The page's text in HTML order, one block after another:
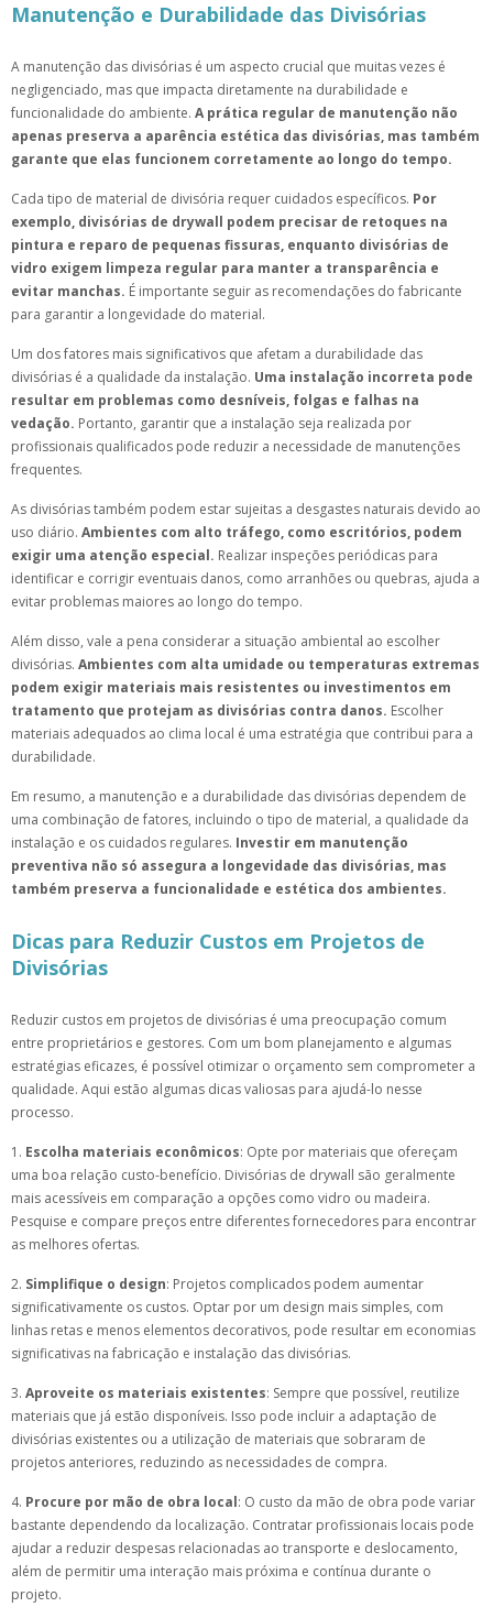
Manutenção e Durabilidade das Divisórias
A manutenção das divisórias é um aspecto crucial que muitas vezes é
negligenciado, mas que impacta diretamente na durabilidade e
funcionalidade do ambiente. A prática regular de manutenção não
apenas preserva a aparência estética das divisórias, mas também
garante que elas funcionem corretamente ao longo do tempo.
Cada tipo de material de divisória requer cuidados específicos. Por
exemplo, divisórias de drywall podem precisar de retoques na
pintura e reparo de pequenas fissuras, enquanto divisórias de
vidro exigem limpeza regular para manter a transparência e
evitar manchas. É importante seguir as recomendações do fabricante
para garantir a longevidade do material.
Um dos fatores mais significativos que afetam a durabilidade das
divisórias é a qualidade da instalação. Uma instalação incorreta pode
resultar em problemas como desníveis, folgas e falhas na
vedação. Portanto, garantir que a instalação seja realizada por
profissionais qualificados pode reduzir a necessidade de manutenções
frequentes.
As divisórias também podem estar sujeitas a desgastes naturais devido ao
uso diário. Ambientes com alto tráfego, como escritórios, podem
exigir uma atenção especial. Realizar inspeções periódicas para
identificar e corrigir eventuais danos, como arranhões ou quebras, ajuda a
evitar problemas maiores ao longo do tempo.
Além disso, vale a pena considerar a situação ambiental ao escolher
divisórias. Ambientes com alta umidade ou temperaturas extremas
podem exigir materiais mais resistentes ou investimentos em
tratamento que protejam as divisórias contra danos. Escolher
materiais adequados ao clima local é uma estratégia que contribui para a
durabilidade.
Em resumo, a manutenção e a durabilidade das divisórias dependem de
uma combinação de fatores, incluindo o tipo de material, a qualidade da
instalação e os cuidados regulares. Investir em manutenção
preventiva não só assegura a longevidade das divisórias, mas
também preserva a funcionalidade e estética dos ambientes.
Dicas para Reduzir Custos em Projetos de
Divisórias
Reduzir custos em projetos de divisórias é uma preocupação comum
entre proprietários e gestores. Com um bom planejamento e algumas
estratégias eficazes, é possível otimizar o orçamento sem comprometer a
qualidade. Aqui estão algumas dicas valiosas para ajudá-lo nesse
processo.
1. Escolha materiais econômicos: Opte por materiais que ofereçam
uma boa relação custo-benefício. Divisórias de drywall são geralmente
mais acessíveis em comparação a opções como vidro ou madeira.
Pesquise e compare preços entre diferentes fornecedores para encontrar
as melhores ofertas.
2. Simplifique o design: Projetos complicados podem aumentar
significativamente os custos. Optar por um design mais simples, com
linhas retas e menos elementos decorativos, pode resultar em economias
significativas na fabricação e instalação das divisórias.
3. Aproveite os materiais existentes: Sempre que possível, reutilize
materiais que já estão disponíveis. Isso pode incluir a adaptação de
divisórias existentes ou a utilização de materiais que sobraram de
projetos anteriores, reduzindo as necessidades de compra.
4. Procure por mão de obra local: O custo da mão de obra pode variar
bastante dependendo da localização. Contratar profissionais locais pode
ajudar a reduzir despesas relacionadas ao transporte e deslocamento,
além de permitir uma interação mais próxima e contínua durante o
projeto.